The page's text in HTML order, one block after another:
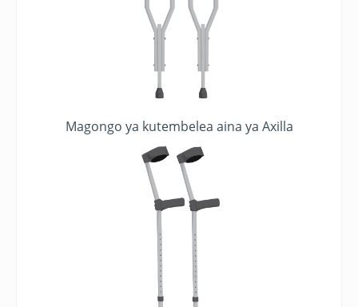
Magongo ya kutembelea aina ya Axilla